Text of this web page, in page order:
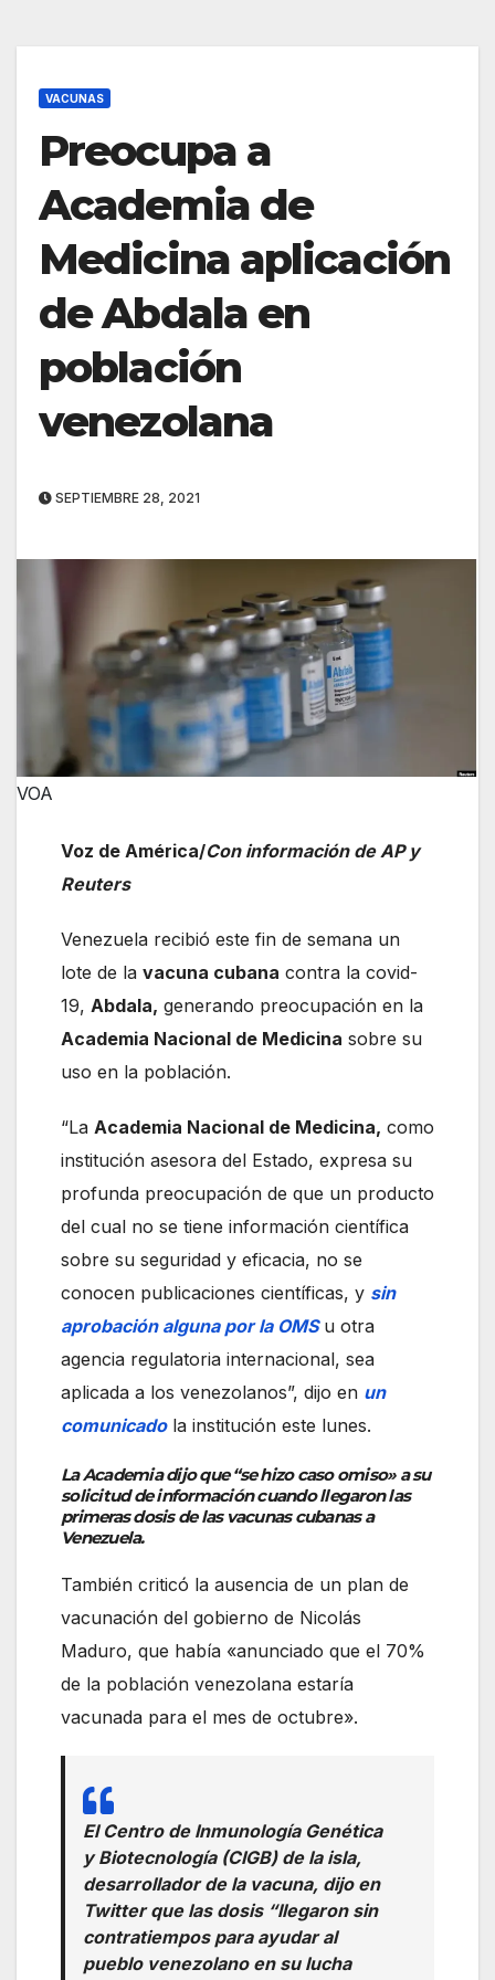
VACUNAS
Preocupa a
Academia de
Medicina aplicación
de Abdala en
población
venezolana
SEPTIEMBRE 28, 2021
VOA
Voz de América/Con información de AP y
Reuters
Venezuela recibió este fin de semana un
lote de la vacuna cubana contra la covid-
19, Abdala, generando preocupación en la
Academia Nacional de Medicina sobre su
uso en la población.
“La Academia Nacional de Medicina, como
institución asesora del Estado, expresa su
profunda preocupación de que un producto
del cual no se tiene información científica
sobre su seguridad y eficacia, no se
conocen publicaciones científicas, y sin
aprobación alguna por la OMSu otra
agencia regulatoria internacional, sea
aplicada a los venezolanos”, dijo en un
comunicadola institución este lunes.
La Academia dijo que “se hizo caso omiso» a su
solicitud de información cuando llegaron las
primeras dosis de las vacunas cubanas a
Venezuela.
También criticó la ausencia de un plan de
vacunación del gobierno de Nicolás
Maduro, que había «anunciado que el 70%
de la población venezolana estaría
vacunada para el mes de octubre».
El Centro de Inmunología Genética
y Biotecnología (CIGB) de la isla,
desarrollador de la vacuna, dijo en
Twitter que las dosis “llegaron sin
contratiempos para ayudar al
pueblo venezolano en su lucha